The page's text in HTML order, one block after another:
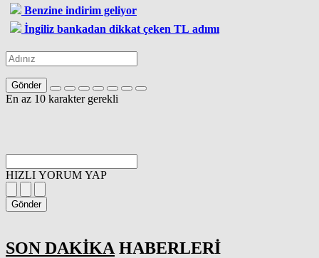
Benzine indirim geliyor
İngiliz bankadan dikkat çeken TL adımı
Gönder
En az 10 karakter gerekli
HIZLI YORUM YAP
Gönder
SON DAKİKA HABERLERİ